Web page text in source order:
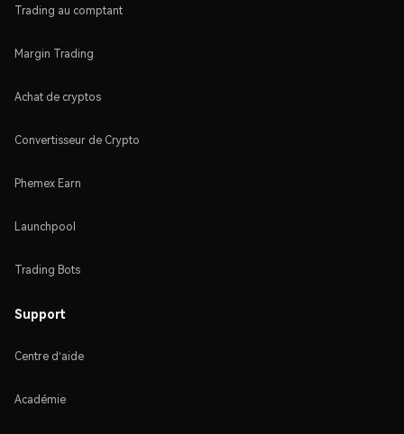
Trading au comptant
Margin Trading
Achat de cryptos
Convertisseur de Crypto
Phemex Earn
Launchpool
Trading Bots
Support
Centre d'aide
Académie